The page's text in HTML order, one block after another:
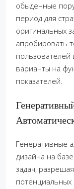
обыденные
период для
оригинальных
апробировать
пользователей
варианты на
показателей.
Генеративные
дизайна на
задач,